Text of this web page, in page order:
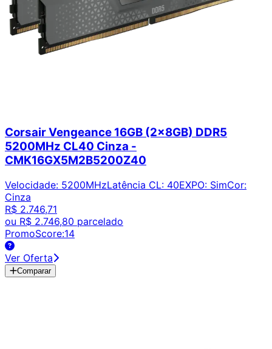
Corsair Vengeance 16GB (2x8GB) DDR5
5200MHz CL40 Cinza -
CMK16GX5M2B5200Z40
Velocidade: 5200MHzLatência CL: 40EXPO: SimCor:
Cinza
R$ 2.746,71
ou R$ 2.746,80 parcelado
PromoScore:14
Ver Oferta
Comparar